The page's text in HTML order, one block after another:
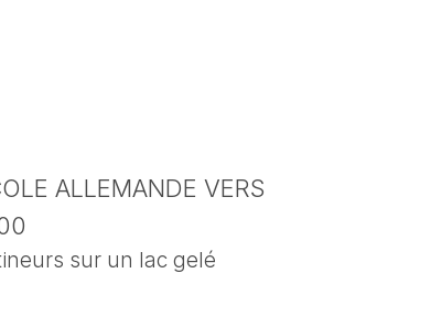
ALLEMANDE VERS
sur un lac gelé